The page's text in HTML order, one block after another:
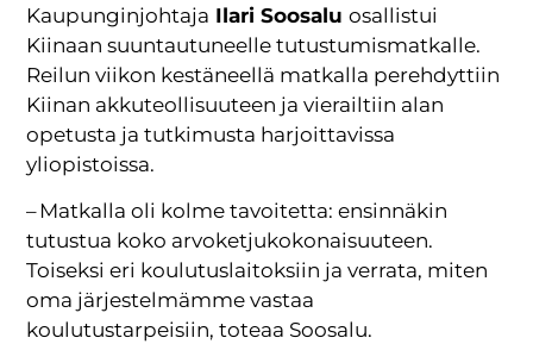
Kaupunginjohtaja Ilari Soosaluosallistui
Kiinaan suuntautuneelle tutustumismatkalle.
Reilun viikon kestäneellä matkalla perehdyttiin
Kiinan akkuteollisuuteen ja vierailtiin alan
opetusta ja tutkimusta harjoittavissa
yliopistoissa.
– Matkalla oli kolme tavoitetta: ensinnäkin
tutustua koko arvoketjukokonaisuuteen.
Toiseksi eri koulutuslaitoksiin ja verrata, miten
oma järjestelmämme vastaa
koulutustarpeisiin, toteaa Soosalu.